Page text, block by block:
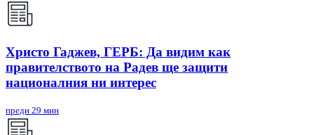
Христо Гаджев, ГЕРБ: Да видим как
правителството на Радев ще защити
националния ни интерес
преди 29 мин